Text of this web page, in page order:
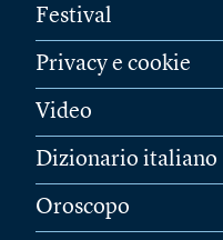
Festival
Privacy e cookie
Video
Dizionario italiano
Oroscopo